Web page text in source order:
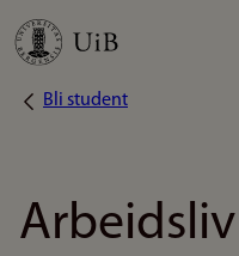
Hopp
Navigasjonssti
Bli student